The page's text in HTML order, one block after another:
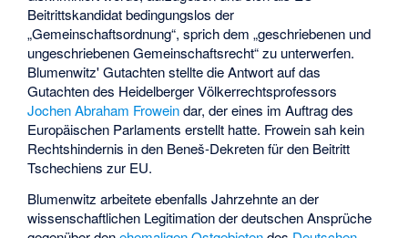
Beitrittskandidat bedingungslos der
„Gemeinschaftsordnung“, sprich dem „geschriebenen und
ungeschriebenen Gemeinschaftsrecht“ zu unterwerfen.
Blumenwitz' Gutachten stellte die Antwort auf das
Gutachten des Heidelberger Völkerrechtsprofessors
Jochen Abraham Froweindar, der eines im Auftrag des
Europäischen Parlaments erstellt hatte. Frowein sah kein
Rechtshindernis in den Beneš-Dekreten für den Beitritt
Tschechiens zur EU.
Blumenwitz arbeitete ebenfalls Jahrzehnte an der
wissenschaftlichen Legitimation der deutschen Ansprüche